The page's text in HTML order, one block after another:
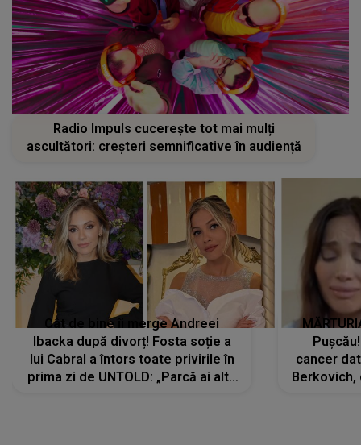
Radio Impuls cucerește tot mai mulți
ascultători: creșteri semnificative în audiență
Cât de bine îi merge Andreei
Ibacka după divorț! Fosta soție a
lui Cabral a întors toate privirile în
prima zi de UNTOLD: „Parcă ai altă
cancer